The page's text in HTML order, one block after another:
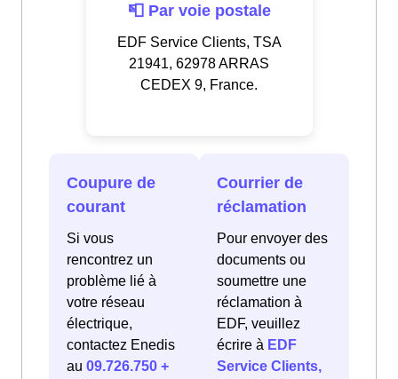
📮 Par voie postale
EDF Service Clients, TSA
21941, 62978 ARRAS
CEDEX 9, France.
Coupure de
courant
Si vous
rencontrez un
problème lié à
votre réseau
électrique,
contactez Enedis
au 09.726.750 +
Courrier de
réclamation
Pour envoyer des
documents ou
soumettre une
réclamation à
EDF, veuillez
écrire à EDF
Service Clients,